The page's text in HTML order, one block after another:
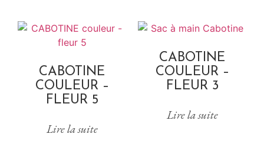
CABOTINE
COULEUR –
FLEUR 5
Lire la suite
CABOTINE
COULEUR –
FLEUR 3
Lire la suite